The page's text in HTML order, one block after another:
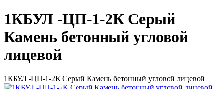
1КБУЛ -ЦП-1-2К Серый
Камень бетонный угловой
лицевой
1КБУЛ -ЦП-1-2К Серый Камень бетонный угловой лицевой